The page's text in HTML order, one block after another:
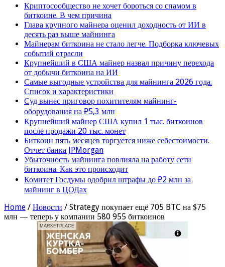
Криптосообщество не хочет бороться со спамом в
биткоине. В чем причина
Глава крупного майнера оценил доходность от ИИ в
десять раз выше майнинга
Майнерам биткоина не стало легче. Подборка ключевых
событий отрасли
Крупнейший в США майнер назвал причину перехода
от добычи биткоина на ИИ
Самые выгодные устройства для майнинга 2026 года.
Список и характеристики
Суд вынес приговор похитителям майнинг-
оборудования на ₽5,3 млн
Крупнейший майнер США купил 1 тыс. биткоинов
после продажи 20 тыс. монет
Биткоин пять месяцев торгуется ниже себестоимости.
Отчет банка JPMorgan
Убыточность майнинга повлияла на работу сети
биткоина. Как это происходит
Комитет Госдумы одобрил штрафы до ₽2 млн за
майнинг в ЦОДах
Home / Новости / Strategy покупает ещё 705 BTC на $75
млн — теперь у компании 580 955 биткоинов
MARKETPLACE